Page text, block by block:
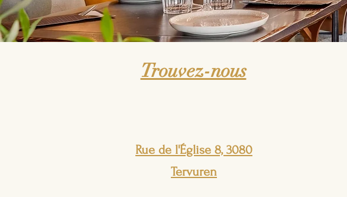
Trouvez-nous
Rue de l'Église 8, 3080
Tervuren